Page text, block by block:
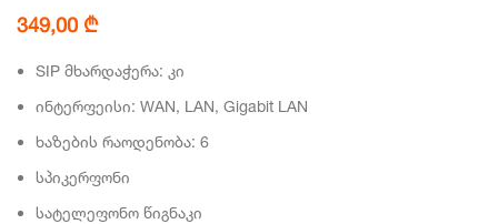
349,00 ₾
SIP მხარდაჭერა: კი
ინტერფეისი: WAN, LAN, Gigabit LAN
ხაზების რაოდენობა: 6
სპიკერფონი
სატელეფონო წიგნაკი